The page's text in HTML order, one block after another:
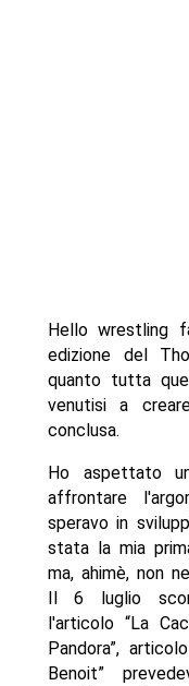
Hello wrestling
edizione del
quanto tutta
venutisi a
conclusa.
Ho aspettato
affrontare
speravo in
stata la mia
ma, ahimè, non
Il 6 luglio
l'articolo “La
Pandora”,
Benoit”